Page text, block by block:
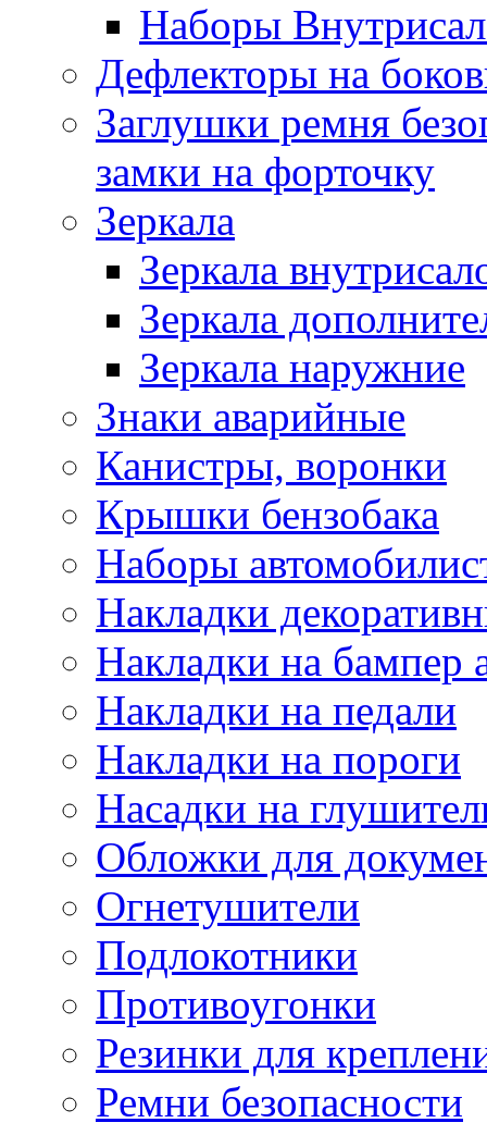
Наборы
Дефлекторы на
Заглушки ремня
замки на форточку
Зеркала
Зеркала
Зеркала
Зеркала наружние
Знаки аварийные
Канистры, воронки
Крышки бензобака
Наборы
Накладки
Накладки на бампер
Накладки на педали
Накладки на пороги
Насадки на
Обложки для
Огнетушители
Подлокотники
Противоугонки
Резинки для
Ремни безопасности